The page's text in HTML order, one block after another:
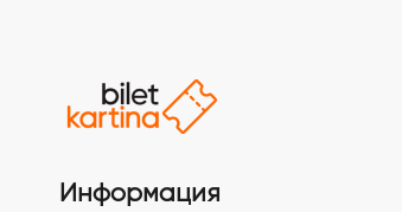
Информация